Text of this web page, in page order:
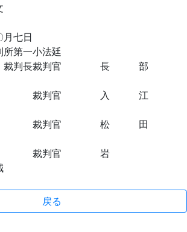
七日
一小法廷
裁判官 長 部
官 入 江
官 松 田
官 岩
戻る